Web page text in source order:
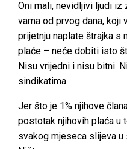
Oni mali, nevidljivi ljudi iz
vama od prvog dana, koji
prijetnju naplate štrajka s
plaće – neće dobiti isto
Nisu vrijedni i nisu bitni.
sindikatima.
Jer što je 1% njihove
postotak njihovih plaća u
svakog mjeseca slijeva u